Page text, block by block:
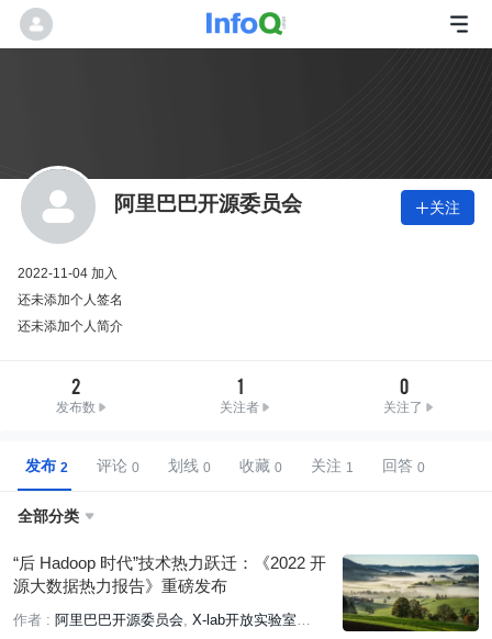
阿里巴巴开源委员会 关注
2022-11-04 加入
还未添加个人签名
还未添加个人简介
2
发布数
1
关注者
0
关注了
发布 评论 划线 收藏 关注 回答
全部分类 
“后 Hadoop 时代”技术热力跃迁：《2022 开
源大数据热力报告》重磅发布
作者 : 阿里巴巴开源委员会 X-lab开放实验室